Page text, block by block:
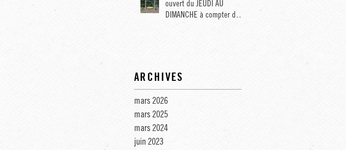
ouvert du JEUDI AU
DIMANCHE à compter du
ARCHIVES
mars 2026
mars 2025
mars 2024
juin 2023